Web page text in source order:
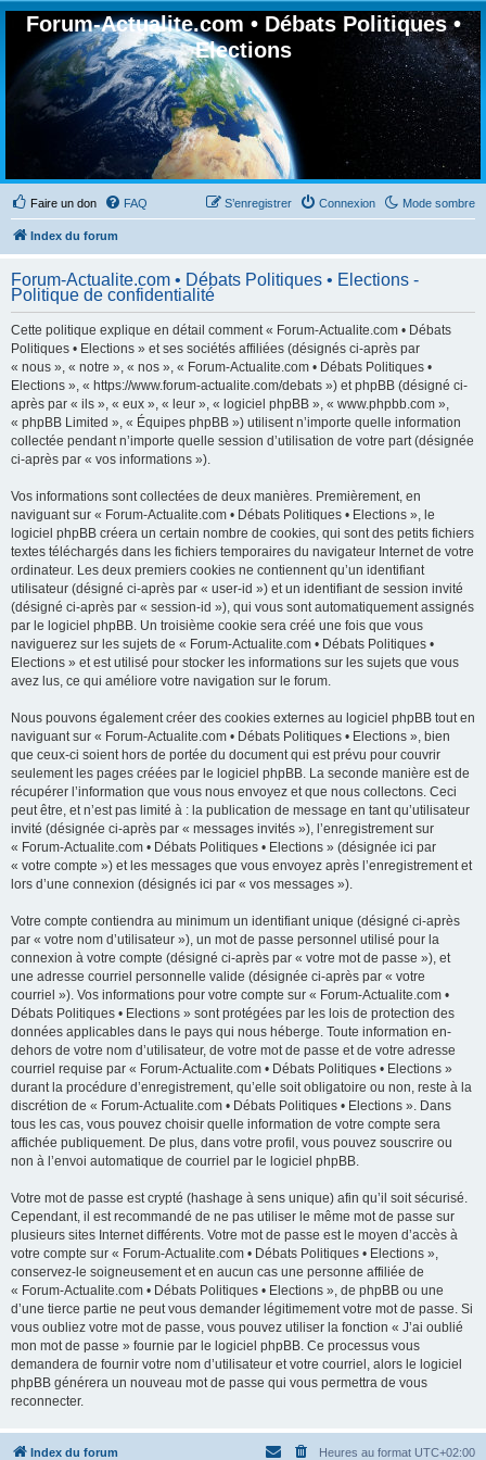
Forum-Actualite.com • Débats Politiques •
Elections
Faire un don Mode sombre
FAQ Connexion
S’enregistrer
Index du forum
Forum-Actualite.com • Débats Politiques • Elections -
Politique de confidentialité
Cette politique explique en détail comment « Forum-Actualite.com • Débats
Politiques • Elections » et ses sociétés affiliées (désignés ci-après par
« nous », « notre », « nos », « Forum-Actualite.com • Débats Politiques •
Elections », « https://www.forum-actualite.com/debats ») et phpBB (désigné ci-
après par « ils », « eux », « leur », « logiciel phpBB », « www.phpbb.com »,
« phpBB Limited », « Équipes phpBB ») utilisent n’importe quelle information
collectée pendant n’importe quelle session d’utilisation de votre part (désignée
ci-après par « vos informations »).
Vos informations sont collectées de deux manières. Premièrement, en
naviguant sur « Forum-Actualite.com • Débats Politiques • Elections », le
logiciel phpBB créera un certain nombre de cookies, qui sont des petits fichiers
textes téléchargés dans les fichiers temporaires du navigateur Internet de votre
ordinateur. Les deux premiers cookies ne contiennent qu’un identifiant
utilisateur (désigné ci-après par « user-id ») et un identifiant de session invité
(désigné ci-après par « session-id »), qui vous sont automatiquement assignés
par le logiciel phpBB. Un troisième cookie sera créé une fois que vous
naviguerez sur les sujets de « Forum-Actualite.com • Débats Politiques •
Elections » et est utilisé pour stocker les informations sur les sujets que vous
avez lus, ce qui améliore votre navigation sur le forum.
Nous pouvons également créer des cookies externes au logiciel phpBB tout en
naviguant sur « Forum-Actualite.com • Débats Politiques • Elections », bien
que ceux-ci soient hors de portée du document qui est prévu pour couvrir
seulement les pages créées par le logiciel phpBB. La seconde manière est de
récupérer l’information que vous nous envoyez et que nous collectons. Ceci
peut être, et n’est pas limité à : la publication de message en tant qu’utilisateur
invité (désignée ci-après par « messages invités »), l’enregistrement sur
« Forum-Actualite.com • Débats Politiques • Elections » (désignée ici par
« votre compte ») et les messages que vous envoyez après l’enregistrement et
lors d’une connexion (désignés ici par « vos messages »).
Votre compte contiendra au minimum un identifiant unique (désigné ci-après
par « votre nom d’utilisateur »), un mot de passe personnel utilisé pour la
connexion à votre compte (désigné ci-après par « votre mot de passe »), et
une adresse courriel personnelle valide (désignée ci-après par « votre
courriel »). Vos informations pour votre compte sur « Forum-Actualite.com •
Débats Politiques • Elections » sont protégées par les lois de protection des
données applicables dans le pays qui nous héberge. Toute information en-
dehors de votre nom d’utilisateur, de votre mot de passe et de votre adresse
courriel requise par « Forum-Actualite.com • Débats Politiques • Elections »
durant la procédure d’enregistrement, qu’elle soit obligatoire ou non, reste à la
discrétion de « Forum-Actualite.com • Débats Politiques • Elections ». Dans
tous les cas, vous pouvez choisir quelle information de votre compte sera
affichée publiquement. De plus, dans votre profil, vous pouvez souscrire ou
non à l’envoi automatique de courriel par le logiciel phpBB.
Votre mot de passe est crypté (hashage à sens unique) afin qu’il soit sécurisé.
Cependant, il est recommandé de ne pas utiliser le même mot de passe sur
plusieurs sites Internet différents. Votre mot de passe est le moyen d’accès à
votre compte sur « Forum-Actualite.com • Débats Politiques • Elections »,
conservez-le soigneusement et en aucun cas une personne affiliée de
« Forum-Actualite.com • Débats Politiques • Elections », de phpBB ou une
d’une tierce partie ne peut vous demander légitimement votre mot de passe. Si
vous oubliez votre mot de passe, vous pouvez utiliser la fonction « J’ai oublié
mon mot de passe » fournie par le logiciel phpBB. Ce processus vous
demandera de fournir votre nom d’utilisateur et votre courriel, alors le logiciel
phpBB générera un nouveau mot de passe qui vous permettra de vous
reconnecter.
Index du forum Heures au format UTC+02:00